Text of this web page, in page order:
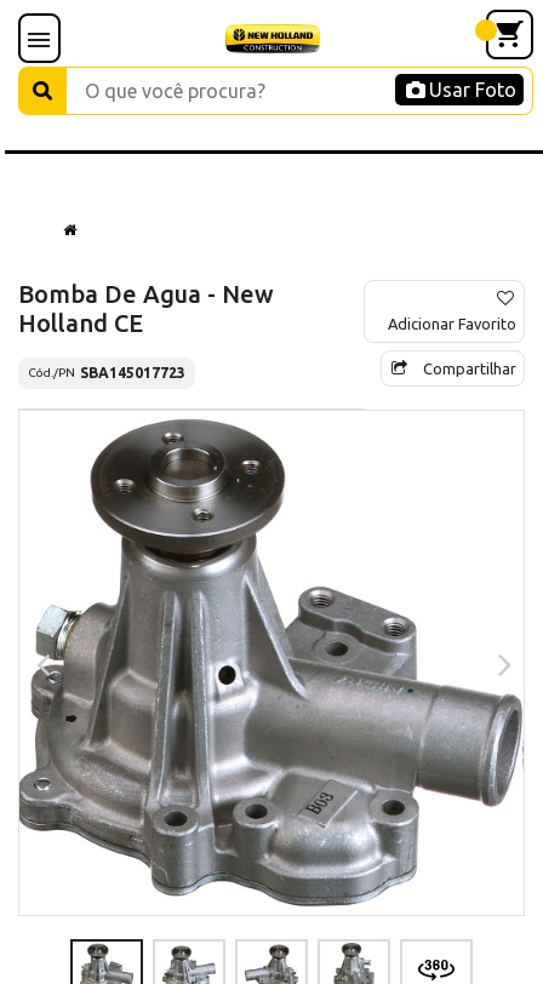
Usar Foto
Bomba De Agua - New
Holland CE
Cód./PN SBA145017723
Adicionar Favorito
Compartilhar